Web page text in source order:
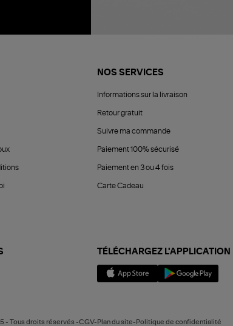
NOS SERVICES
Informations sur la livraison
Retour gratuit
Suivre ma commande
Paiement 100% sécurisé
Paiement en 3 ou 4 fois
Carte Cadeau
TÉLÉCHARGEZ L'APPLICATION
- Tous droits réservés -CGV-Plan du site-Politique de confidentialité